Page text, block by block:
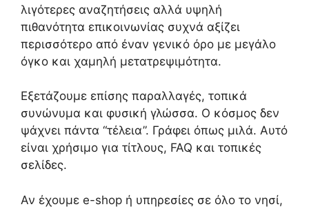
λιγότερες αναζητήσεις αλλά υψηλή
πιθανότητα επικοινωνίας συχνά αξίζει
περισσότερο από έναν γενικό όρο με μεγάλο
όγκο και χαμηλή μετατρεψιμότητα.
Εξετάζουμε επίσης παραλλαγές, τοπικά
συνώνυμα και φυσική γλώσσα. Ο κόσμος δεν
ψάχνει πάντα “τέλεια”. Γράφει όπως μιλά. Αυτό
είναι χρήσιμο για τίτλους, FAQ και τοπικές
σελίδες.
Αν έχουμε e-shop ή υπηρεσίες σε όλο το νησί,